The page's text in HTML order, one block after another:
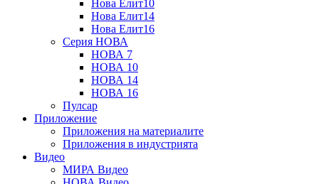
Нова Елит10
Нова Елит14
Нова Елит16
Серия НОВА
НОВА 7
НОВА 10
НОВА 14
НОВА 16
Пулсар
Приложение
Приложения на материалите
Приложения в индустрията
Видео
МИРА Видео